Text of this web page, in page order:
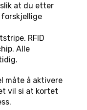
at du etter
RFID
Alle
måte å aktivere
vil si at kortet